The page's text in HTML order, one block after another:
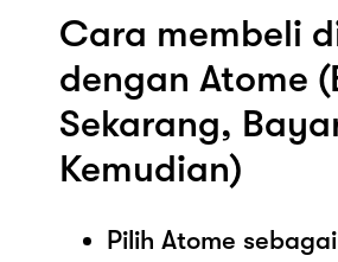
Cara membeli
dengan Atome
Sekarang,
Kemudian)
Pilih Atome